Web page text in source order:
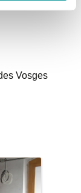
Vosges